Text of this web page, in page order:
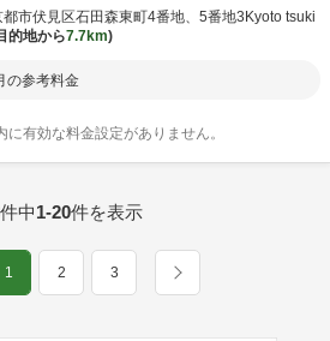
都市伏見区石田森東町4番地、5番地3 Kyoto tsuki
的地から7.7km
の参考料金
に有効な料金設定がありません。
件中1-20件を表示
1 2 3